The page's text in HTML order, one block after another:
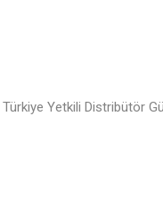
Yetkili Distribütör